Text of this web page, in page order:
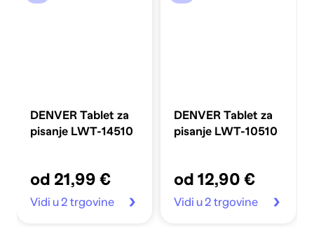
DENVER Tablet za
pisanje LWT-14510
od 21,99 €
Vidi u 2 trgovine
DENVER Tablet za
pisanje LWT-10510
od 12,90 €
Vidi u 2 trgovine